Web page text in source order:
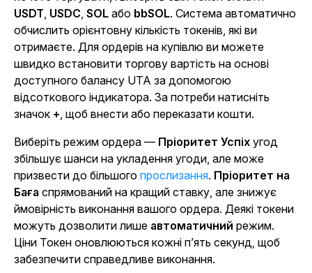
USDT USDC SOL або bbSOL. Система автоматично
обчислить орієнтовну кількість токенів, які ви
отримаєте. Для ордерів на купівлю ви можете
швидко встановити торгову вартість на основі
доступного балансу UTA за допомогою
відсоткового індикатора. За потреби натисніть
значок + , щоб внести або переказати кошти.
Виберіть режим ордера — Пріоритет Успіх угод
збільшує шанси на укладення угоди, але може
призвести до більшого прослизання. Пріоритет на
Баға спрямований на кращий ставку, але знижує
ймовірність виконання вашого ордера. Деякі токени
можуть дозволити лише автоматичний режим.
Ціни Токен оновлюються кожні п’ять секунд, щоб
забезпечити справедливе виконання.